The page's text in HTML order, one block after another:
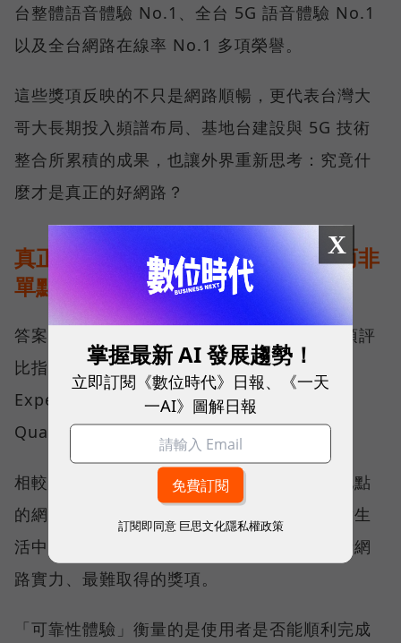
台整體語音體驗 No.1、全台 5G 語音體驗 No.1
以及全台網路在線率 No.1 多項榮譽。
這些獎項反映的不只是網路順暢，更代表台灣大
哥大長期投入頻譜布局、基地台建設與 5G 技術
整合所累積的成果，也讓外界重新思考：究竟什
麼才是真正的好網路？
真正的好網路，比的是長期穩定、而非
單點測速
答案，就藏在 Opensignal 最具代表性的兩項評
比指標──可靠性體驗（Reliability
Experience）與品質一致性（Consistent
Quality）。
相較於傳統下載速度只反映單一時間、單一地點
的網路表現，這兩項指標更重視使用者在真實生
活中的整體體驗，因此也是最能反映電信業者網
路實力、最難取得的獎項。
「可靠性體驗」衡量的是使用者是否能順利完成
X
掌握最新 AI 發展趨勢！
立即訂閱《數位時代》日報、《一天
一AI》圖解日報
訂閱即同意 巨思文化隱私權政策